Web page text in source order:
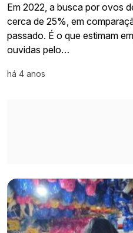
Em 2022, a busca por ovos
cerca de 25%, em
passado. É o que estimam
ouvidas pelo…
há 4 anos